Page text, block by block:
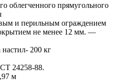
облегченного прямугольного
и перильным ограждением
не менее 12 мм. —
200 кг
24258-88.
м